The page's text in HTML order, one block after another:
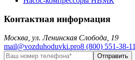
Контактная информация
Москва, ул. Ленинская Слобода, 19
mail@vozduhoduvki.pro8 (800) 551-38-11